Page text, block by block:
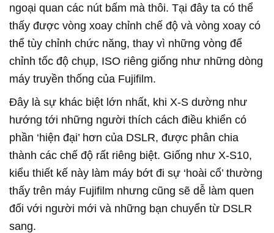
ngoại quan các nút bấm mà thôi. Tại đây ta có thể
thấy được vòng xoay chỉnh chế độ và vòng xoay có
thể tùy chỉnh chức năng, thay vì những vòng để
chỉnh tốc độ chụp, ISO riêng giống như những dòng
máy truyền thống của Fujifilm.
Đây là sự khác biệt lớn nhất, khi X-S dường như
hướng tới những người thích cách điều khiển có
phần ‘hiện đại’ hơn của DSLR, được phân chia
thành các chế độ rất riêng biệt. Giống như X-S10,
kiểu thiết kế này làm máy bớt đi sự ‘hoài cổ’ thường
thấy trên máy Fujifilm nhưng cũng sẽ dễ làm quen
đối với người mới và những bạn chuyển từ DSLR
sang.